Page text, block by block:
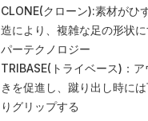
CLONE(クローン):素材がひ
造により、複雑な足の形状
パーテクノロジー
TRIBASE(トライベース)：
きを促進し、蹴り出し時に
りグリップする